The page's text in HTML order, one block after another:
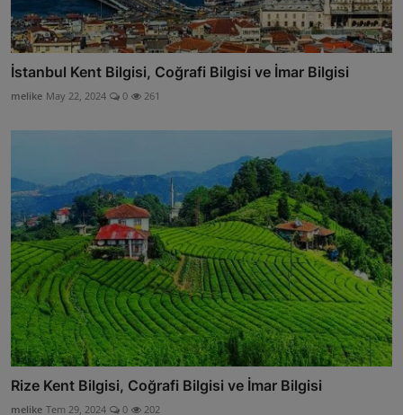
İstanbul Kent Bilgisi, Coğrafi Bilgisi ve İmar Bilgisi
melike May 22, 2024 0 261
Rize Kent Bilgisi, Coğrafi Bilgisi ve İmar Bilgisi
melike Tem 29, 2024 0 202